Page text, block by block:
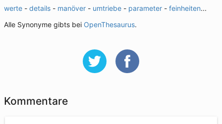
werte - details - manöver - umtriebe - parameter - feinheiten...
Alle Synonyme gibts bei OpenThesaurus.
Kommentare